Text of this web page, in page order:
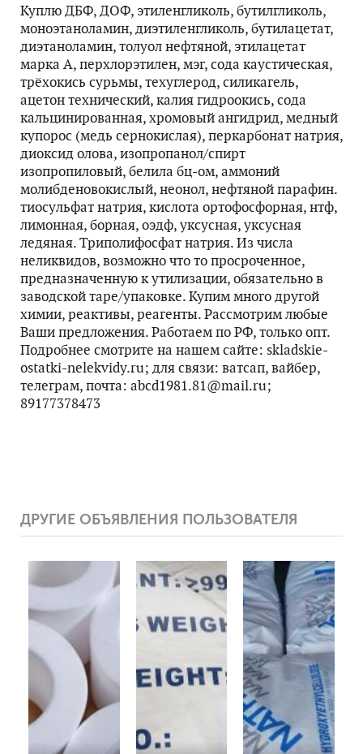
Куплю ДБФ, ДОФ, этиленгликоль, бутилгликоль,
моноэтаноламин, диэтиленгликоль, бутилацетат,
диэтаноламин, толуол нефтяной, этилацетат
марка А, перхлорэтилен, мэг, сода каустическая,
трёхокись сурьмы, техуглерод, силикагель,
ацетон технический, калия гидроокись, сода
кальцинированная, хромовый ангидрид, медный
купорос (медь сернокислая), перкарбонат натрия,
диоксид олова, изопропанол/спирт
изопропиловый, белила бц-ом, аммоний
молибденовокислый, неонол, нефтяной парафин.
тиосульфат натрия, кислота ортофосфорная, нтф,
лимонная, борная, оэдф, уксусная, уксусная
ледяная. Триполифосфат натрия. Из числа
неликвидов, возможно что то просроченное,
предназначенную к утилизации, обязательно в
заводской таре/упаковке. Купим много другой
химии, реактивы, реагенты. Рассмотрим любые
Ваши предложения. Работаем по РФ, только опт.
Подробнее смотрите на нашем сайте: skladskie-
ostatki-nelekvidy.ru; для связи: ватсап, вайбер,
телеграм, почта: abcd1981.81@mail.ru;
89177378473
ДРУГИЕ ОБЪЯВЛЕНИЯ ПОЛЬЗОВАТЕЛЯ